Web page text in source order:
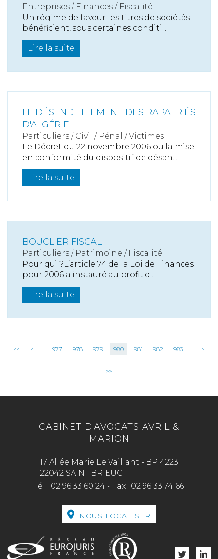
Entreprises / Finances / Fiscalité
Un régime de faveurLes titres de sociétés
bénéficient, sous certaines conditi...
Lire la suite
LE DÉSENDETTEMENT DES RAPATRIÉS
D'ALGÉRIE
Particuliers / Civil / Pénal /Victimes
Le Décret du 22 novembre 2006 ou la mise
en conformité du dispositif de désen...
Lire la suite
BOUCLIER FISCAL
Particuliers / Patrimoine / Fiscalité
Pour qui ?L’article 74 de la Loi de Finances
pour 2006 a instauré au profit d...
Lire la suite
<< < ... 977 978 979 980 981 982 983 ... >
>>
CABINET D'AVOCATS AVRIL &
MARION
17 Allée Marie Le Vaillant - BP 4223
22042 SAINT BRIEUC
Tél : 02 96 33 60 24 - Fax : 02 96 33 74 66
NOUS LOCALISER